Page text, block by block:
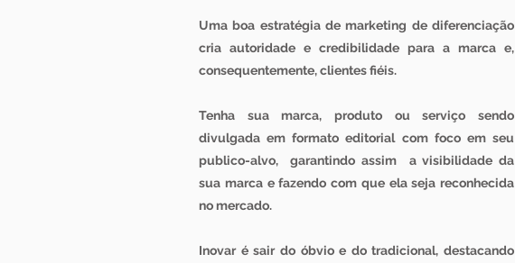
Uma boa estratégia de marketing de diferenciação
cria autoridade e credibilidade para a marca e,
consequentemente, clientes fiéis.
Tenha sua marca, produto ou serviço sendo
divulgada em formato editorial com foco em seu
publico-alvo, garantindo assim a visibilidade da
sua marca e fazendo com que ela seja reconhecida
no mercado.
Inovar é sair do óbvio e do tradicional, destacando